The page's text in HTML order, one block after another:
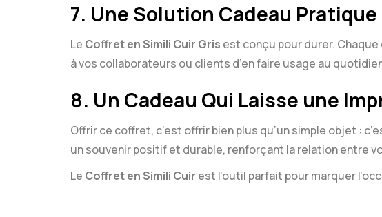
7. Une Solution Cadeau
Le Coffret en Simili Cuir Gris est conçu pour durer.
à vos collaborateurs ou clients d’en faire usage au
8. Un Cadeau Qui Laisse une
Offrir ce coffret, c’est offrir bien plus qu’un simple objet :
un souvenir positif et durable, renforçant la relation entre
Le Coffret en Simili Cuir est l’outil parfait pour marquer